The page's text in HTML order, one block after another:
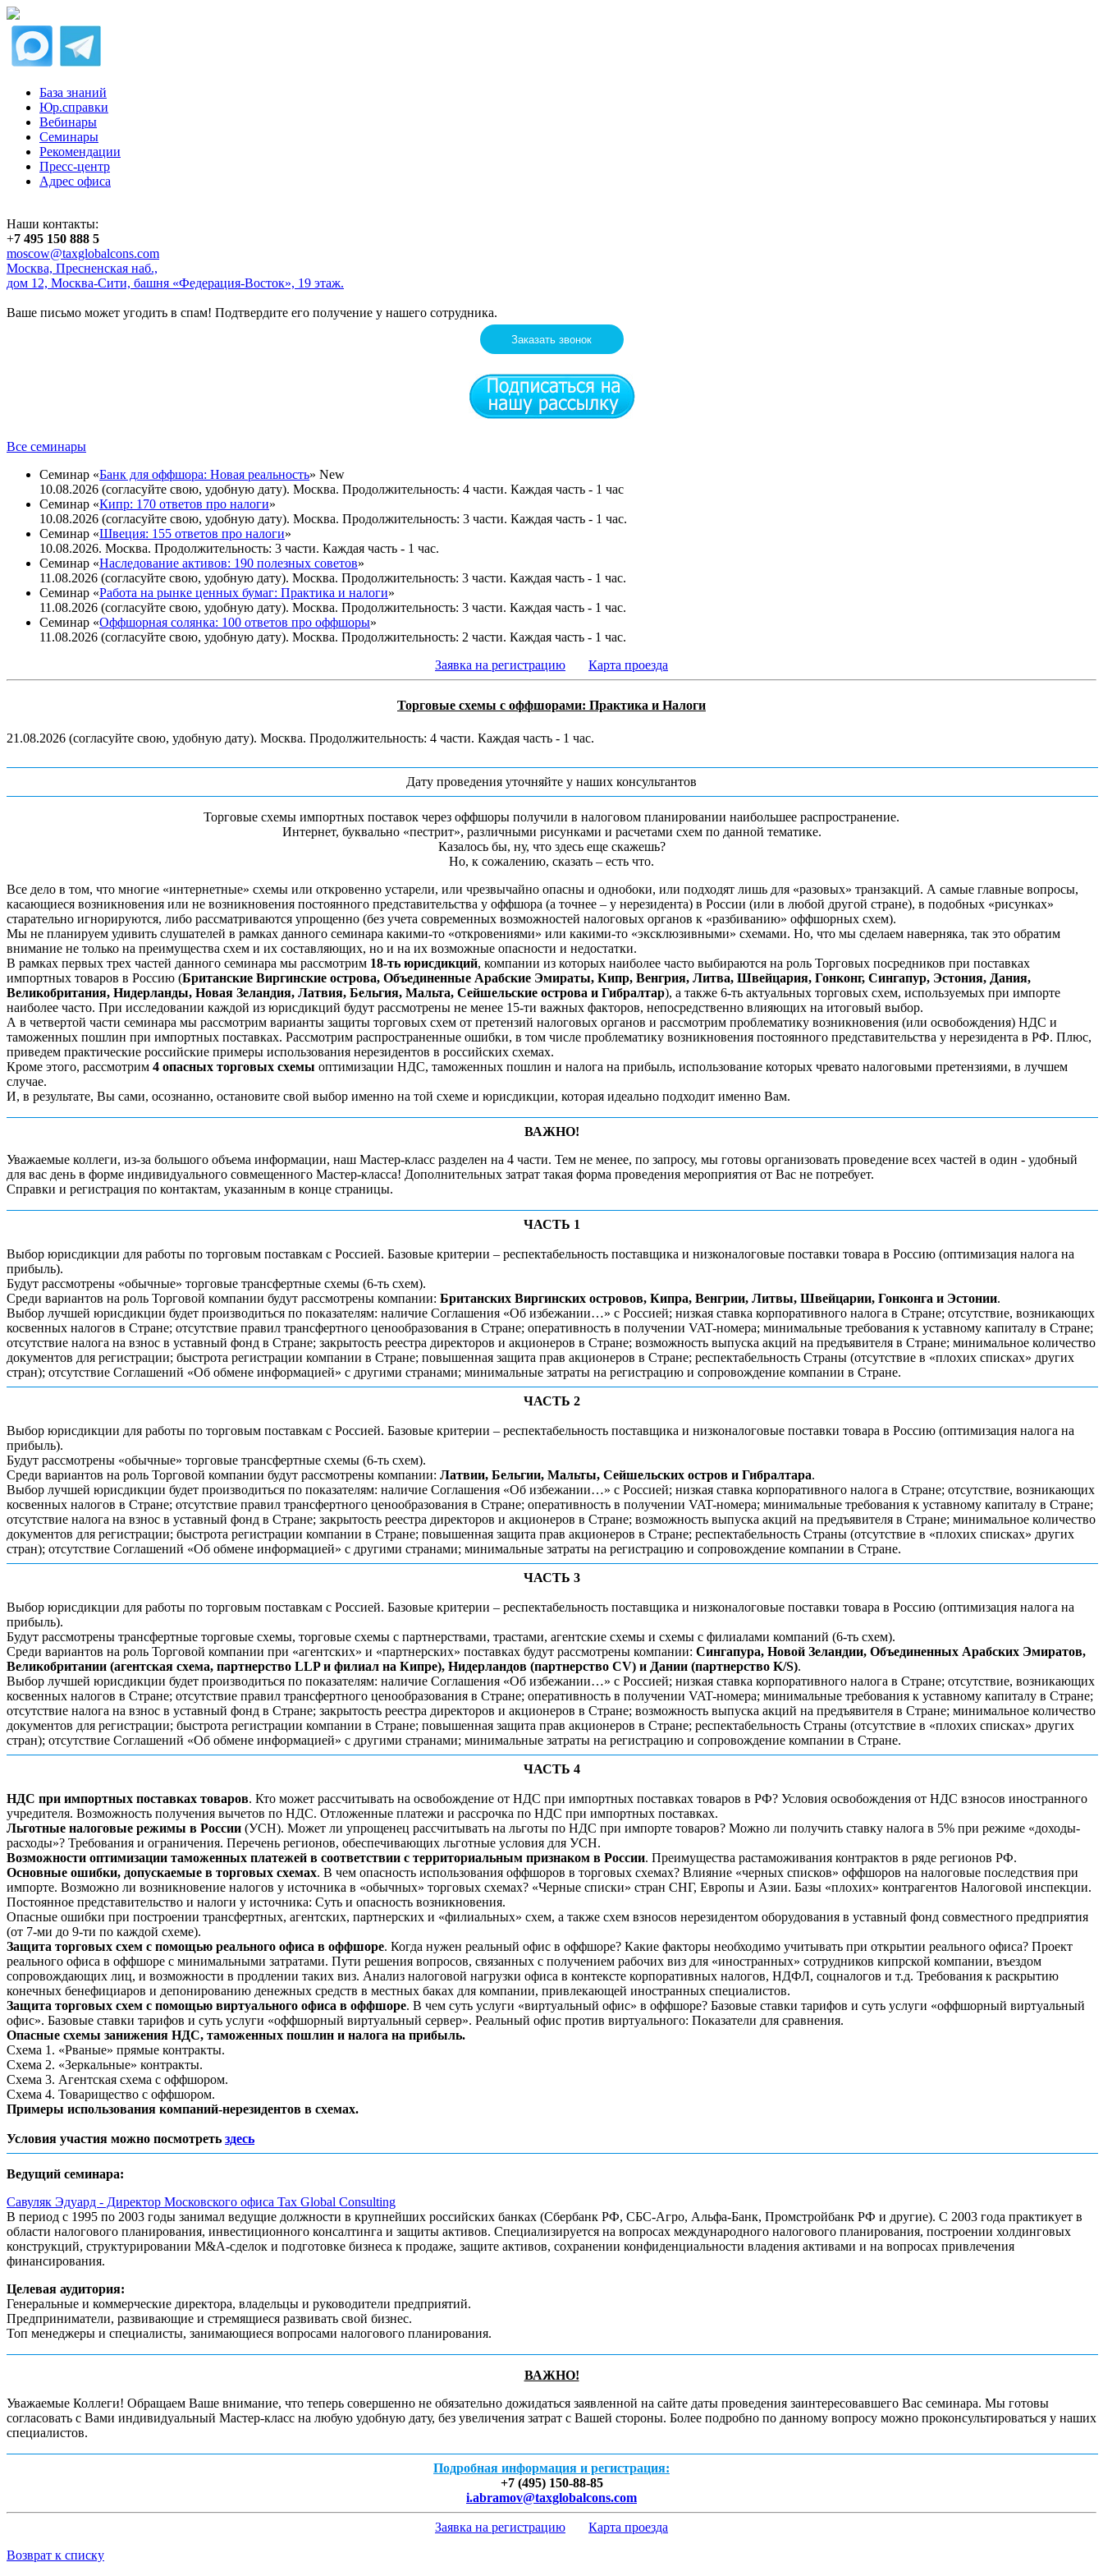
База знаний
Юр.справки
Вебинары
Семинары
Рекомендации
Пресс-центр
Адрес офиса
Наши контакты:
+7 495 150 888 5
moscow@taxglobalcons.com
Москва, Пресненская наб.,
дом 12, Москва-Сити, башня «Федерация-Восток», 19 этаж.
Ваше письмо может угодить в спам! Подтвердите его получение у нашего сотрудника.
Заказать звонок
Все семинары
Семинар «Банк для оффшора: Новая реальность» New
10.08.2026 (согласуйте свою, удобную дату). Москва. Продолжительность: 4 части. Каждая часть - 1 час
Семинар «Кипр: 170 ответов про налоги»
10.08.2026 (согласуйте свою, удобную дату). Москва. Продолжительность: 3 части. Каждая часть - 1 час.
Семинар «Швеция: 155 ответов про налоги»
10.08.2026. Москва. Продолжительность: 3 части. Каждая часть - 1 час.
Семинар «Наследование активов: 190 полезных советов»
11.08.2026 (согласуйте свою, удобную дату). Москва. Продолжительность: 3 части. Каждая часть - 1 час.
Семинар «Работа на рынке ценных бумаг: Практика и налоги»
11.08.2026 (согласуйте свою, удобную дату). Москва. Продолжительность: 3 части. Каждая часть - 1 чаc.
Семинар «Оффшорная солянка: 100 ответов про оффшоры»
11.08.2026 (согласуйте свою, удобную дату). Москва. Продолжительность: 2 части. Каждая часть - 1 час.
Заявка на регистрацию
Карта проезда
Торговые схемы с оффшорами: Практика и Налоги
21.08.2026 (согласуйте свою, удобную дату). Москва. Продолжительность: 4 части. Каждая часть - 1 чаc.
Дату проведения уточняйте у наших консультантов
Торговые схемы импортных поставок через оффшоры получили в налоговом планировании наибольшее распространение.
Интернет, буквально «пестрит», различными рисунками и расчетами схем по данной тематике.
Казалось бы, ну, что здесь еще скажешь?
Но, к сожалению, сказать – есть что.
Все дело в том, что многие «интернетные» схемы или откровенно устарели, или чрезвычайно опасны и однобоки, или подходят лишь для «разовых» транзакций. А самые главные вопросы,
касающиеся возникновения или не возникновения постоянного представительства у оффшора (а точнее – у нерезидента) в России (или в любой другой стране), в подобных «рисунках»
старательно игнорируются, либо рассматриваются упрощенно (без учета современных возможностей налоговых органов к «разбиванию» оффшорных схем).
Мы не планируем удивить слушателей в рамках данного семинара какими-то «откровениями» или какими-то «эксклюзивными» схемами. Но, что мы сделаем наверняка, так это обратим
внимание не только на преимущества схем и их составляющих, но и на их возможные опасности и недостатки.
В рамках первых трех частей данного семинара мы рассмотрим 18-ть юрисдикций, компании из которых наиболее часто выбираются на роль Торговых посредников при поставках
импортных товаров в Россию (Британские Виргинские острова, Объединенные Арабские Эмираты, Кипр, Венгрия, Литва, Швейцария, Гонконг, Сингапур, Эстония, Дания,
Великобритания, Нидерланды, Новая Зеландия, Латвия, Бельгия, Мальта, Сейшельские острова и Гибралтар), а также 6-ть актуальных торговых схем, используемых при импорте
наиболее часто. При исследовании каждой из юрисдикций будут рассмотрены не менее 15-ти важных факторов, непосредственно влияющих на итоговый выбор.
А в четвертой части семинара мы рассмотрим варианты защиты торговых схем от претензий налоговых органов и рассмотрим проблематику возникновения (или освобождения) НДС и
таможенных пошлин при импортных поставках. Рассмотрим распространенные ошибки, в том числе проблематику возникновения постоянного представительства у нерезидента в РФ. Плюс,
приведем практические российские примеры использования нерезидентов в российских схемах.
Кроме этого, рассмотрим 4 опасных торговых схемы оптимизации НДС, таможенных пошлин и налога на прибыль, использование которых чревато налоговыми претензиями, в лучшем
случае.
И, в результате, Вы сами, осознанно, остановите свой выбор именно на той схеме и юрисдикции, которая идеально подходит именно Вам.
ВАЖНО!
Уважаемые коллеги, из-за большого объема информации, наш Мастер-класс разделен на 4 части. Тем не менее, по запросу, мы готовы организовать проведение всех частей в один - удобный
для вас день в форме индивидуального совмещенного Мастер-класса! Дополнительных затрат такая форма проведения мероприятия от Вас не потребует.
Справки и регистрация по контактам, указанным в конце страницы.
ЧАСТЬ 1
Выбор юрисдикции для работы по торговым поставкам с Россией. Базовые критерии – респектабельность поставщика и низконалоговые поставки товара в Россию (оптимизация налога на
прибыль).
Будут рассмотрены «обычные» торговые трансфертные схемы (6-ть схем).
Среди вариантов на роль Торговой компании будут рассмотрены компании: Британских Виргинских островов, Кипра, Венгрии, Литвы, Швейцарии, Гонконга и Эстонии.
Выбор лучшей юрисдикции будет производиться по показателям: наличие Соглашения «Об избежании…» с Россией; низкая ставка корпоративного налога в Стране; отсутствие, возникающих
косвенных налогов в Стране; отсутствие правил трансфертного ценообразования в Стране; оперативность в получении VAT-номера; минимальные требования к уставному капиталу в Стране;
отсутствие налога на взнос в уставный фонд в Стране; закрытость реестра директоров и акционеров в Стране; возможность выпуска акций на предъявителя в Стране; минимальное количество
документов для регистрации; быстрота регистрации компании в Стране; повышенная защита прав акционеров в Стране; респектабельность Страны (отсутствие в «плохих списках» других
стран); отсутствие Соглашений «Об обмене информацией» с другими странами; минимальные затраты на регистрацию и сопровождение компании в Стране.
ЧАСТЬ 2
Выбор юрисдикции для работы по торговым поставкам с Россией. Базовые критерии – респектабельность поставщика и низконалоговые поставки товара в Россию (оптимизация налога на
прибыль).
Будут рассмотрены «обычные» торговые трансфертные схемы (6-ть схем).
Среди вариантов на роль Торговой компании будут рассмотрены компании: Латвии, Бельгии, Мальты, Сейшельских остров и Гибралтара.
Выбор лучшей юрисдикции будет производиться по показателям: наличие Соглашения «Об избежании…» с Россией; низкая ставка корпоративного налога в Стране; отсутствие, возникающих
косвенных налогов в Стране; отсутствие правил трансфертного ценообразования в Стране; оперативность в получении VAT-номера; минимальные требования к уставному капиталу в Стране;
отсутствие налога на взнос в уставный фонд в Стране; закрытость реестра директоров и акционеров в Стране; возможность выпуска акций на предъявителя в Стране; минимальное количество
документов для регистрации; быстрота регистрации компании в Стране; повышенная защита прав акционеров в Стране; респектабельность Страны (отсутствие в «плохих списках» других
стран); отсутствие Соглашений «Об обмене информацией» с другими странами; минимальные затраты на регистрацию и сопровождение компании в Стране.
ЧАСТЬ 3
Выбор юрисдикции для работы по торговым поставкам с Россией. Базовые критерии – респектабельность поставщика и низконалоговые поставки товара в Россию (оптимизация налога на
прибыль).
Будут рассмотрены трансфертные торговые схемы, торговые схемы с партнерствами, трастами, агентские схемы и схемы с филиалами компаний (6-ть схем).
Среди вариантов на роль Торговой компании при «агентских» и «партнерских» поставках будут рассмотрены компании: Сингапура, Новой Зеландии, Объединенных Арабских Эмиратов,
Великобритании (агентская схема, партнерство LLP и филиал на Кипре), Нидерландов (партнерство CV) и Дании (партнерство K/S).
Выбор лучшей юрисдикции будет производиться по показателям: наличие Соглашения «Об избежании…» с Россией; низкая ставка корпоративного налога в Стране; отсутствие, возникающих
косвенных налогов в Стране; отсутствие правил трансфертного ценообразования в Стране; оперативность в получении VAT-номера; минимальные требования к уставному капиталу в Стране;
отсутствие налога на взнос в уставный фонд в Стране; закрытость реестра директоров и акционеров в Стране; возможность выпуска акций на предъявителя в Стране; минимальное количество
документов для регистрации; быстрота регистрации компании в Стране; повышенная защита прав акционеров в Стране; респектабельность Страны (отсутствие в «плохих списках» других
стран); отсутствие Соглашений «Об обмене информацией» с другими странами; минимальные затраты на регистрацию и сопровождение компании в Стране.
ЧАСТЬ 4
НДС при импортных поставках товаров. Кто может рассчитывать на освобождение от НДС при импортных поставках товаров в РФ? Условия освобождения от НДС взносов иностранного
учредителя. Возможность получения вычетов по НДС. Отложенные платежи и рассрочка по НДС при импортных поставках.
Льготные налоговые режимы в России (УСН). Может ли упрощенец рассчитывать на льготы по НДС при импорте товаров? Можно ли получить ставку налога в 5% при режиме «доходы-
расходы»? Требования и ограничения. Перечень регионов, обеспечивающих льготные условия для УСН.
Возможности оптимизации таможенных платежей в соответствии с территориальным признаком в России. Преимущества растаможивания контрактов в ряде регионов РФ.
Основные ошибки, допускаемые в торговых схемах. В чем опасность использования оффшоров в торговых схемах? Влияние «черных списков» оффшоров на налоговые последствия при
импорте. Возможно ли возникновение налогов у источника в «обычных» торговых схемах? «Черные списки» стран СНГ, Европы и Азии. Базы «плохих» контрагентов Налоговой инспекции.
Постоянное представительство и налоги у источника: Суть и опасность возникновения.
Опасные ошибки при построении трансфертных, агентских, партнерских и «филиальных» схем, а также схем взносов нерезидентом оборудования в уставный фонд совместного предприятия
(от 7-ми до 9-ти по каждой схеме).
Защита торговых схем с помощью реального офиса в оффшоре. Когда нужен реальный офис в оффшоре? Какие факторы необходимо учитывать при открытии реального офиса? Проект
реального офиса в оффшоре с минимальными затратами. Пути решения вопросов, связанных с получением рабочих виз для «иностранных» сотрудников кипрской компании, въездом
сопровождающих лиц, и возможности в продлении таких виз. Анализ налоговой нагрузки офиса в контексте корпоративных налогов, НДФЛ, соцналогов и т.д. Требования к раскрытию
конечных бенефициаров и депонированию денежных средств в местных баках для компании, привлекающей иностранных специалистов.
Защита торговых схем с помощью виртуального офиса в оффшоре. В чем суть услуги «виртуальный офис» в оффшоре? Базовые ставки тарифов и суть услуги «оффшорный виртуальный
офис». Базовые ставки тарифов и суть услуги «оффшорный виртуальный сервер». Реальный офис против виртуального: Показатели для сравнения.
Опасные схемы занижения НДС, таможенных пошлин и налога на прибыль.
Схема 1. «Рваные» прямые контракты.
Схема 2. «Зеркальные» контракты.
Схема 3. Агентская схема с оффшором.
Схема 4. Товарищество с оффшором.
Примеры использования компаний-нерезидентов в схемах.
Условия участия можно посмотреть здесь
Ведущий семинара:
Савуляк Эдуард - Директор Московского офиса Tax Global Consulting
В период с 1995 по 2003 годы занимал ведущие должности в крупнейших российских банках (Сбербанк РФ, СБС-Агро, Альфа-Банк, Промстройбанк РФ и другие). С 2003 года практикует в
области налогового планирования, инвестиционного консалтинга и защиты активов. Специализируется на вопросах международного налогового планирования, построении холдинговых
конструкций, структурировании M&A-сделок и подготовке бизнеса к продаже, защите активов, сохранении конфиденциальности владения активами и на вопросах привлечения
финансирования.
Целевая аудитория:
Генеральные и коммерческие директора, владельцы и руководители предприятий.
Предприниматели, развивающие и стремящиеся развивать свой бизнес.
Топ менеджеры и специалисты, занимающиеся вопросами налогового планирования.
ВАЖНО!
Уважаемые Коллеги! Обращаем Ваше внимание, что теперь совершенно не обязательно дожидаться заявленной на сайте даты проведения заинтересовавшего Вас семинара. Мы готовы
согласовать с Вами индивидуальный Мастер-класс на любую удобную дату, без увеличения затрат с Вашей стороны. Более подробно по данному вопросу можно проконсультироваться у наших
специалистов.
Подробная информация и регистрация:
+7 (495) 150-88-85
i.abramov@taxglobalcons.com
Заявка на регистрацию
Карта проезда
Возврат к списку